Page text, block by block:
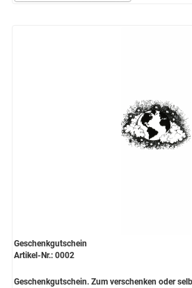
Geschenkgutschein
Artikel-Nr.: 0002
Geschenkgutschein. Zum verschenken oder